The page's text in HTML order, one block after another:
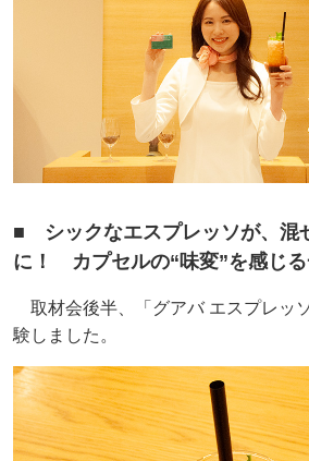
■ シックなエスプレッソが、混
に！ カプセルの“味変”を感じ
取材会後半、「グアバ エスプレッ
験しました。